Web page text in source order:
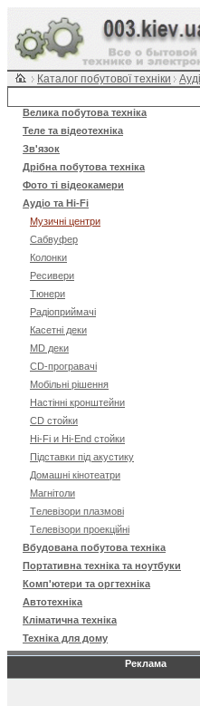
Каталог побутової техніки
Велика побутова техніка
Теле та відеотехніка
Зв'язок
Дрібна побутова техніка
Фото ті відеокамери
Аудіо та Hi-Fi
Музичні центри
Сабвуфер
Колонки
Ресивери
Тюнери
Радіоприймачі
Касетні деки
MD деки
CD-програвачі
Мобільні рішення
Настінні кронштейни
CD стойки
Hi-Fi и Hi-End стойки
Підставки під акустику
Домашні кінотеатри
Магнітоли
Tелевізори плазмові
Tелевізори проекційні
Вбудована побутова техніка
Портативна техніка та ноутбуки
Комп'ютери та оргтехніка
Автотехніка
Кліматична техніка
Техніка для дому
Реклама